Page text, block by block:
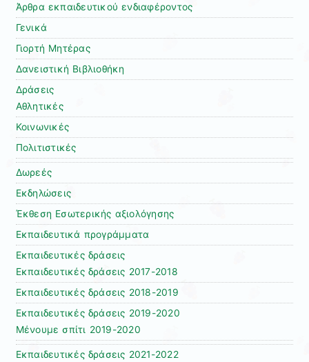
Άρθρα εκπαιδευτικού ενδιαφέροντος
Γενικά
Γιορτή Μητέρας
Δανειστική Βιβλιοθήκη
Δράσεις
Αθλητικές
Κοινωνικές
Πολιτιστικές
Δωρεές
Εκδηλώσεις
Έκθεση Εσωτερικής αξιολόγησης
Εκπαιδευτικά προγράμματα
Εκπαιδευτικές δράσεις
Εκπαιδευτικές δράσεις 2017-2018
Εκπαιδευτικές δράσεις 2018-2019
Εκπαιδευτικές δράσεις 2019-2020
Μένουμε σπίτι 2019-2020
Εκπαιδευτικές δράσεις 2021-2022